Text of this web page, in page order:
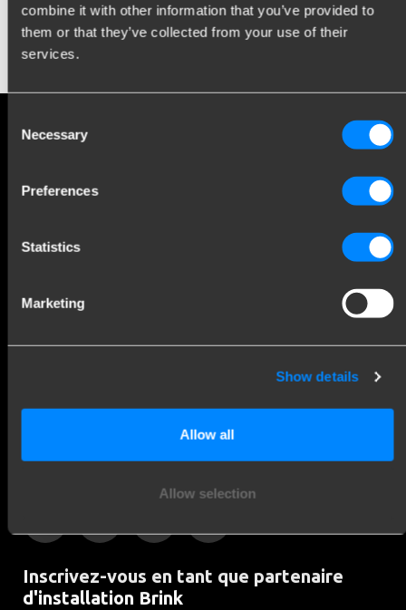
combine it with other information that you’ve provided to
them or that they’ve collected from your use of their
services.
Selection
Necessary
Preferences
Statistics
Marketing
Show details
Allow all
Allow selection
mises à jour directement dans votre boîte de
réception. Inspiration, connaissances et pratique —
chaque mois.
En vous inscrivant à la newsletter, vous acceptez
Inscrivez-vous en tant que partenaire
d'installation Brink